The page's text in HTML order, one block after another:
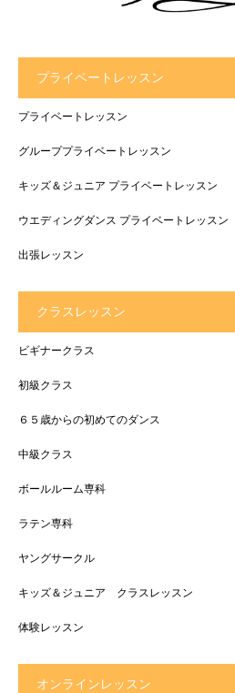
プライベートレッスン
プライベートレッスン
グループプライベートレッスン
キッズ＆ジュニア プライベートレッスン
ウエディングダンス プライベートレッスン
出張レッスン
クラスレッスン
ビギナークラス
初級クラス
６５歳からの初めてのダンス
中級クラス
ボールルーム専科
ラテン専科
ヤングサークル
キッズ＆ジュニア クラスレッスン
体験レッスン
オンラインレッスン